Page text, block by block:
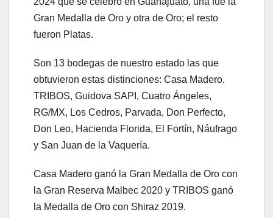
Gran Medalla de Oro y otra de Oro; el resto
fueron Platas.
Son 13 bodegas de nuestro estado las que
obtuvieron estas distinciones: Casa Madero,
TRIBOS, Guidova SAPI, Cuatro Ángeles,
RG/MX, Los Cedros, Parvada, Don Perfecto,
Don Leo, Hacienda Florida, El Fortín, Náufrago
y San Juan de la Vaquería.
Casa Madero ganó la Gran Medalla de Oro con
la Gran Reserva Malbec 2020 y TRIBOS ganó
la Medalla de Oro con Shiraz 2019.